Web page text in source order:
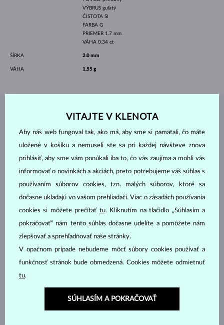
VÝBRUS guľatý
ČISTOTA SI
FARBA G
PRIEMER 1.7 mm
VÁHA 0.34 ct
ŠÍRKA 2.0 mm
VÁHA 1.55 g
ŠPERKY ZATELIÉRU KLENOTA
VITAJTE V KLENOTA
Aby náš web fungoval tak, ako má, aby sme si pamätali, čo máte
uložené v košíku a nemuseli ste sa pri každej návšteve znova
prihlásiť, aby sme vám ponúkali iba to, čo vás zaujíma a mohli vás
informovať o novinkách a akciách, preto potrebujeme váš súhlas s
používaním súborov cookies, tzn. malých súborov, ktoré sa
dočasne ukladajú vo vašom prehliadači. Viac o zásadách používania
cookies si môžete prečítať tu. Kliknutím na tlačidlo „Súhlasím a
pokračovať“ nám tento súhlas dočasne udelíte a pomôžete nám
zlepšovať a sprehľadňovať naše stránky.
V opačnom prípade nebudeme môcť súbory cookies používať a
funkčnosť stránok bude obmedzená. Cookies môžete odmietnuť
tu.
SÚHLASÍM A POKRAČOVAŤ